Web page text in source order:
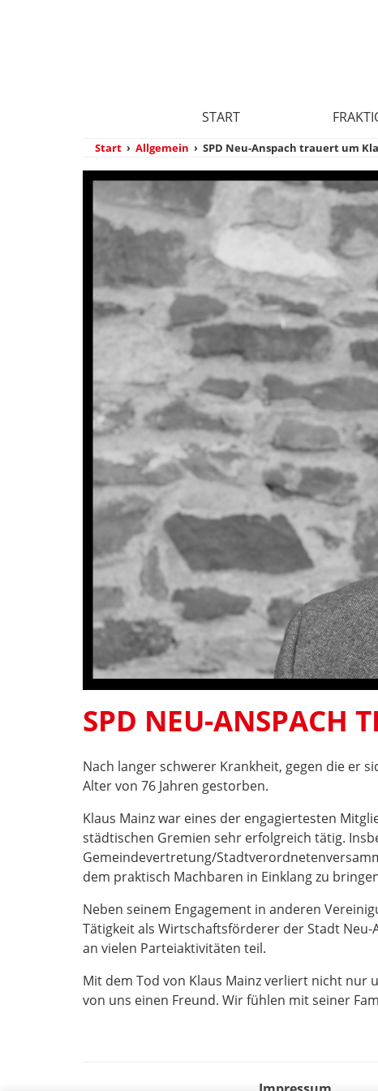
START
Start › Allgemein › SPD Neu-Anspach trauert um
SPD NEU-ANSPACH
Nach langer schwerer Krankheit, gegen die er
Alter von 76 Jahren gestorben.
Klaus Mainz war eines der engagiertesten
städtischen Gremien sehr erfolgreich tätig.
Gemeindevertretung/
dem praktisch Machbaren in Einklang zu
Neben seinem Engagement in anderen
Tätigkeit als Wirtschaftsförderer der Stadt
an vielen Parteiaktivitäten teil.
Mit dem Tod von Klaus Mainz verliert nicht
von uns einen Freund. Wir fühlen mit seiner